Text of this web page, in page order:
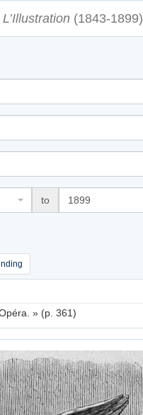
L’Illustration (1843-1899)
to 1899
» (p. 361)